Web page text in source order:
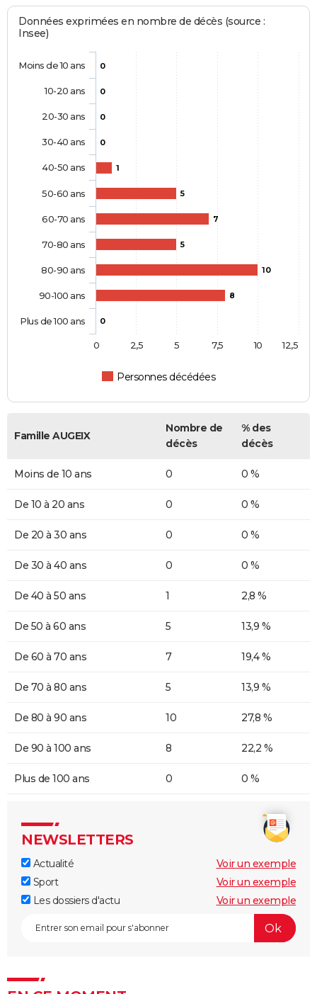
Données exprimées en nombre de décès (source :
Insee)
0
0
0
0
1
5
7
5
10
8
0
Personnes décédées
Moins de 10 ans
10-20 ans
20-30 ans
30-40 ans
40-50 ans
50-60 ans
60-70 ans
70-80 ans
80-90 ans
90-100 ans
Plus de 100 ans
0 10
2,5 5 7,5 12,5
Famille AUGEIX
Nombre de
décès
% des
décès
Moins de 10 ans 0 0 %
De 10 à 20 ans 0 0 %
De 20 à 30 ans 0 0 %
De 30 à 40 ans 0 0 %
De 40 à 50 ans 1 2,8 %
De 50 à 60 ans 5 13,9 %
De 60 à 70 ans 7 19,4 %
De 70 à 80 ans 5 13,9 %
De 80 à 90 ans 10 27,8 %
De 90 à 100 ans 8 22,2 %
Plus de 100 ans 0 0 %
NEWSLETTERS
Actualité
Voir un exemple
Sport
Voir un exemple
Les dossiers d'actu
Voir un exemple